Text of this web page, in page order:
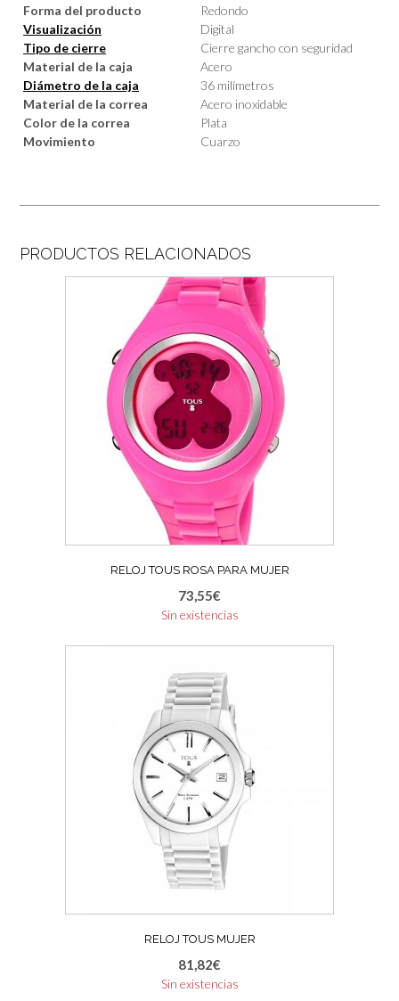
Forma del producto
Redondo
Visualización
Digital
Tipo de cierre
Cierre gancho con seguridad
Material de la caja
Acero
Diámetro de la caja
36 milímetros
Material de la correa
Acero inoxidable
Color de la correa
Plata
Movimiento
Cuarzo
PRODUCTOS RELACIONADOS
RELOJ TOUS ROSA PARA MUJER
73,55€
Sin existencias
RELOJ TOUS MUJER
81,82€
Sin existencias